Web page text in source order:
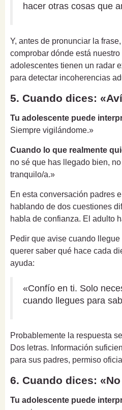
hacer otras cosas que
Y, antes de pronunciar la
comprobar dónde está
adolescentes tienen un radar
para detectar incoherencias
5. Cuando dices:
Tu adolescente puede
Siempre vigilándome.»
Cuando lo que realmente
no sé que has llegado bien,
tranquilo/a.»
En esta conversación padres
hablando de dos cuestiones
habla de confianza. El adulto
Pedir que avise cuando
querer saber qué hace cada
ayuda:
«Confío en ti. Solo
cuando llegues para
Probablemente la respuesta
Dos letras. Información
para sus padres, permiso
6. Cuando dices:
Tu adolescente puede